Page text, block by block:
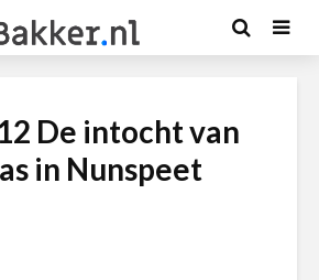
De intocht van
in Nunspeet